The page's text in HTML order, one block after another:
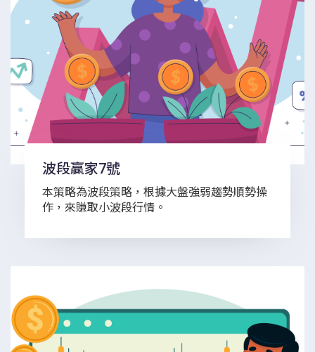
波段贏家7號
本策略為波段策略，根據大盤強弱趨勢順勢操
作，來賺取小波段行情。